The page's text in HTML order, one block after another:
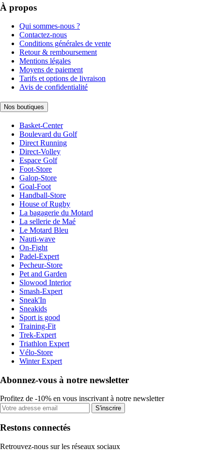
À propos
Qui sommes-nous ?
Contactez-nous
Conditions générales de vente
Retour & remboursement
Mentions légales
Moyens de paiement
Tarifs et options de livraison
Avis de confidentialité
Nos boutiques
Basket-Center
Boulevard du Golf
Direct Running
Direct-Volley
Espace Golf
Foot-Store
Galop-Store
Goal-Foot
Handball-Store
House of Rugby
La bagagerie du Motard
La sellerie de Maé
Le Motard Bleu
Nauti-wave
On-Fight
Padel-Expert
Pecheur-Store
Pet and Garden
Slowood Interior
Smash-Expert
Sneak'In
Sneakids
Sport is good
Training-Fit
Trek-Expert
Triathlon Expert
Vélo-Store
Winter Expert
Abonnez-vous à notre newsletter
Profitez de -10% en vous inscrivant à notre newsletter
S'inscrire
Restons connectés
Retrouvez-nous sur les réseaux sociaux